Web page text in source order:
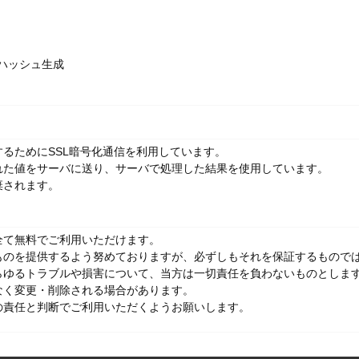
ッシュ生成
ためにSSL暗号化通信を利用しています。
値をサーバに送り、サーバで処理した結果を使用しています。
れます。
無料でご利用いただけます。
を提供するよう努めておりますが、必ずしもそれを保証するもので
るトラブルや損害について、当方は一切責任を負わないものとしま
変更・削除される場合があります。
任と判断でご利用いただくようお願いします。